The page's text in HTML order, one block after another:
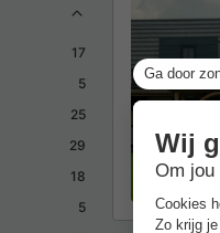
17
5
25
29
18
5